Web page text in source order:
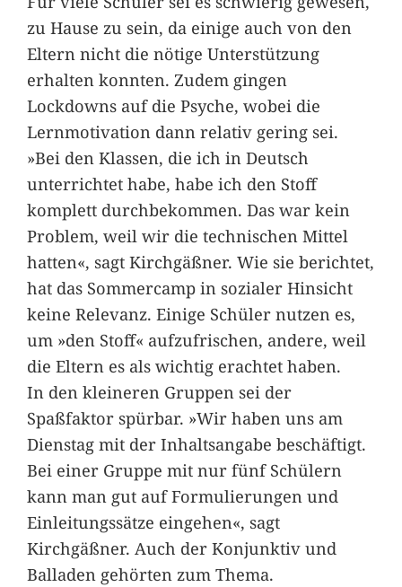
zu Hause zu sein, da einige auch von den
Eltern nicht die nötige Unterstützung
erhalten konnten. Zudem gingen
Lockdowns auf die Psyche, wobei die
Lernmotivation dann relativ gering sei.
»Bei den Klassen, die ich in Deutsch
unterrichtet habe, habe ich den Stoff
komplett durchbekommen. Das war kein
Problem, weil wir die technischen Mittel
hatten«, sagt Kirchgäßner. Wie sie berichtet,
hat das Sommercamp in sozialer Hinsicht
keine Relevanz. Einige Schüler nutzen es,
um »den Stoff« aufzufrischen, andere, weil
die Eltern es als wichtig erachtet haben.
In den kleineren Gruppen sei der
Spaßfaktor spürbar. »Wir haben uns am
Dienstag mit der Inhaltsangabe beschäftigt.
Bei einer Gruppe mit nur fünf Schülern
kann man gut auf Formulierungen und
Einleitungssätze eingehen«, sagt
Kirchgäßner. Auch der Konjunktiv und
Balladen gehörten zum Thema.